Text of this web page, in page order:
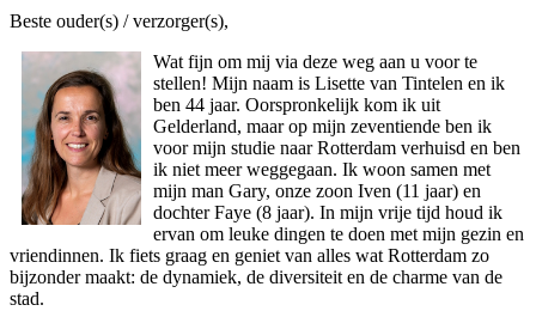
Beste ouder(s) / verzorger(s),
Wat fijn om mij via deze weg aan u voor te
stellen! Mijn naam is Lisette van Tintelen en ik
ben 44 jaar. Oorspronkelijk kom ik uit
Gelderland, maar op mijn zeventiende ben ik
voor mijn studie naar Rotterdam verhuisd en ben
ik niet meer weggegaan. Ik woon samen met
mijn man Gary, onze zoon Iven (11 jaar) en
dochter Faye (8 jaar). In mijn vrije tijd houd ik
ervan om leuke dingen te doen met mijn gezin en
vriendinnen. Ik fiets graag en geniet van alles wat Rotterdam zo
bijzonder maakt: de dynamiek, de diversiteit en de charme van de
stad.